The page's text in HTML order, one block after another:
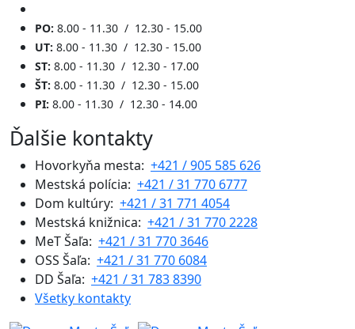
PO: 8.00 - 11.30 / 12.30 - 15.00
UT: 8.00 - 11.30 / 12.30 - 15.00
ST: 8.00 - 11.30 / 12.30 - 17.00
ŠT: 8.00 - 11.30 / 12.30 - 15.00
PI: 8.00 - 11.30 / 12.30 - 14.00
Ďalšie kontakty
Hovorkyňa mesta: +421 / 905 585 626
Mestská polícia: +421 / 31 770 6777
Dom kultúry: +421 / 31 771 4054
Mestská knižnica: +421 / 31 770 2228
MeT Šaľa: +421 / 31 770 3646
OSS Šaľa: +421 / 31 770 6084
DD Šaľa: +421 / 31 783 8390
Všetky kontakty